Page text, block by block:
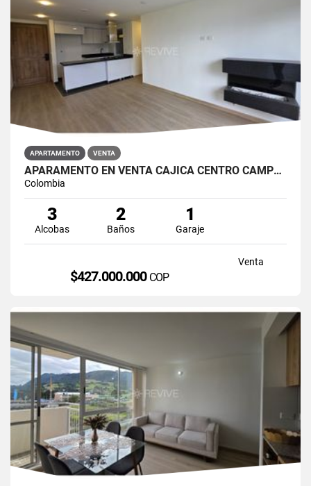
APARTAMENTO VENTA
APARAMENTO EN VENTA CAJICÁ CENTRO CAMPUS CLUB RESERVADO
Colombia
3
Alcobas
2
Baños
1
Garaje
Venta
$427.000.000 COP